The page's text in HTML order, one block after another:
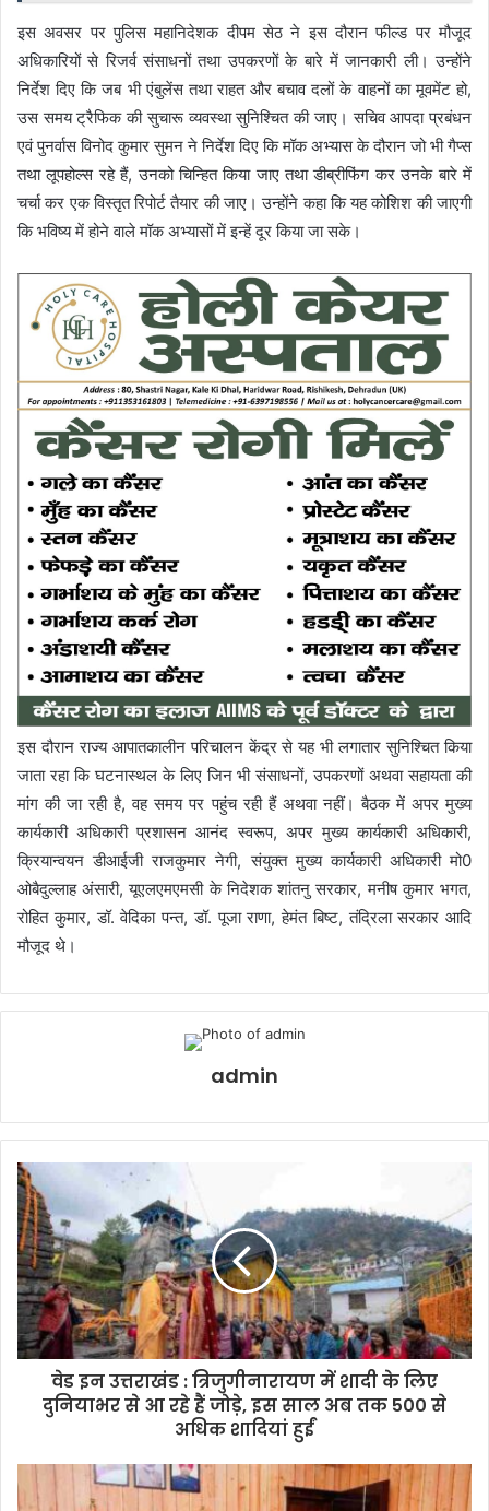
इस अवसर पर पुलिस महानिदेशक दीपम सेठ ने इस दौरान फील्ड पर मौजूद
अधिकारियों से रिजर्व संसाधनों तथा उपकरणों के बारे में जानकारी ली। उन्होंने
निर्देश दिए कि जब भी एंबुलेंस तथा राहत और बचाव दलों के वाहनों का मूवमेंट हो,
उस समय ट्रैफिक की सुचारू व्यवस्था सुनिश्चित की जाए। सचिव आपदा प्रबंधन
एवं पुनर्वास विनोद कुमार सुमन ने निर्देश दिए कि मॉक अभ्यास के दौरान जो भी गैप्स
तथा लूपहोल्स रहे हैं, उनको चिन्हित किया जाए तथा डीब्रीफिंग कर उनके बारे में
चर्चा कर एक विस्तृत रिपोर्ट तैयार की जाए। उन्होंने कहा कि यह कोशिश की जाएगी
कि भविष्य में होने वाले मॉक अभ्यासों में इन्हें दूर किया जा सके।
इस दौरान राज्य आपातकालीन परिचालन केंद्र से यह भी लगातार सुनिश्चित किया
जाता रहा कि घटनास्थल के लिए जिन भी संसाधनों, उपकरणों अथवा सहायता की
मांग की जा रही है, वह समय पर पहुंच रही हैं अथवा नहीं। बैठक में अपर मुख्य
कार्यकारी अधिकारी प्रशासन आनंद स्वरूप, अपर मुख्य कार्यकारी अधिकारी,
क्रियान्वयन डीआईजी राजकुमार नेगी, संयुक्त मुख्य कार्यकारी अधिकारी मो0
ओबैदुल्लाह अंसारी, यूएलएमएमसी के निदेशक शांतनु सरकार, मनीष कुमार भगत,
रोहित कुमार, डॉ. वेदिका पन्त, डॉ. पूजा राणा, हेमंत बिष्ट, तंद्रिला सरकार आदि
मौजूद थे।
admin
वेड इन उत्तराखंड : त्रिजुगीनारायण में शादी के लिए
दुनियाभर से आ रहे हैं जोड़े, इस साल अब तक 500 से
अधिक शादियां हुईं